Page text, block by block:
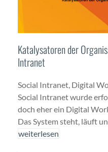
Katalysatoren der
Intranet
Social Intranet, Dig­i­tal
Social Intranet wurde
doch eher ein Dig­i­tal
Das Sys­tem ste­ht, läuft
weit­er­lesen